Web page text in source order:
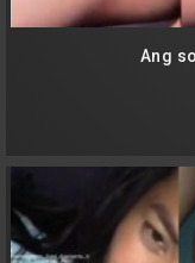
Ang